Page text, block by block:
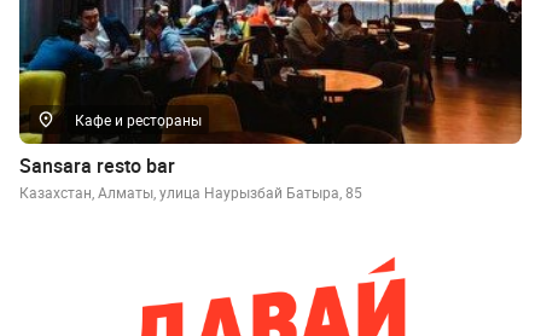
Кафе и рестораны
Sansara resto bar
Казахстан, Алматы, улица Наурызбай Батыра, 85